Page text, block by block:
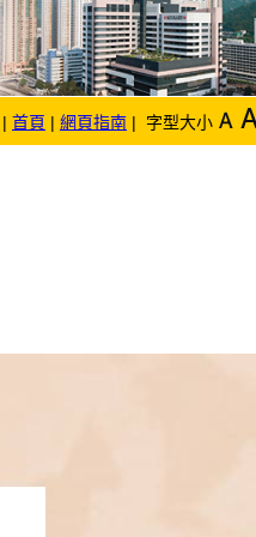
| 首頁 | 網頁指南 | 字型大小